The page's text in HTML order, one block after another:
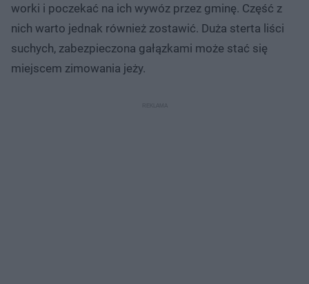
worki i poczekać na ich wywóz przez gminę. Część z
nich warto jednak również zostawić. Duża sterta liści
suchych, zabezpieczona gałązkami może stać się
miejscem zimowania jeży.